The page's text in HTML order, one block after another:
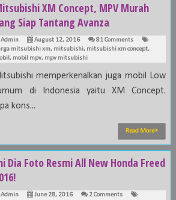
XM Concept, MPV Murah
Siap Tantang Avanza
Admin August 12, 2016
81 Comments
mitsubishi xm, mitsubishi, mitsubishi xm concept,
, mobil mpv, mpv mitsubishi
memperkenalkan juga mobil Low
di Indonesia yaitu XM Concept.
kons...
Read More
Dia Foto Resmi All New Honda Freed
Admin June 28, 2016
2 Comments